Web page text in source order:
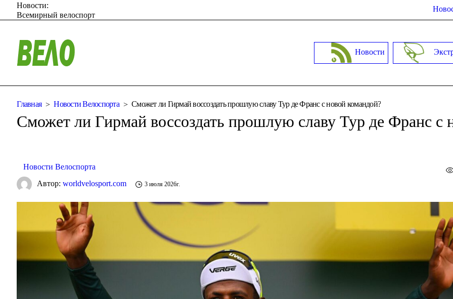
Новости:
Всемирный велоспорт
Новости
Главная Новости Велоспорта Сможет ли Гирмай воссоздать прошлую славу Тур де Франс с новой командой?
Сможет ли Гирмай воссоздать прошлую славу Тур де Франс с
Новости Велоспорта
Автор:worldvelosport.com 3 июля 2026г.